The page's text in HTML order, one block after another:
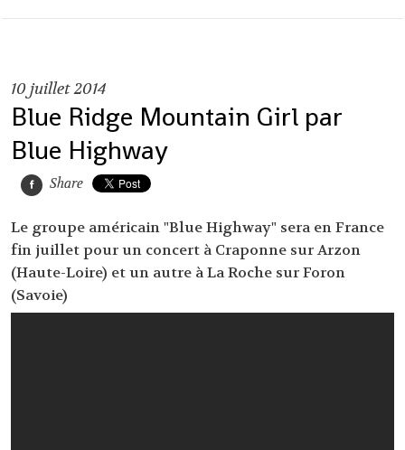
10juillet 2014
Blue Ridge Mountain Girl par
Blue Highway
Share
Le groupe américain "Blue Highway" sera en France
fin juillet pour un concert à Craponne sur Arzon
(Haute-Loire) et un autre à La Roche sur Foron
(Savoie)